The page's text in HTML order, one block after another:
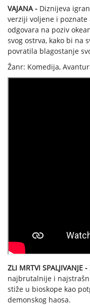
VAJANA - Diznijeva
verziji voljene i poznate
odgovara na poziv
svog ostrva, kako bi na
povratila blagostanje
Žanr: Komedija,
ZLI MRTVI SPALJIVANJE
najbrutalnije i
stiže u bioskope kao
demonskog haosa.